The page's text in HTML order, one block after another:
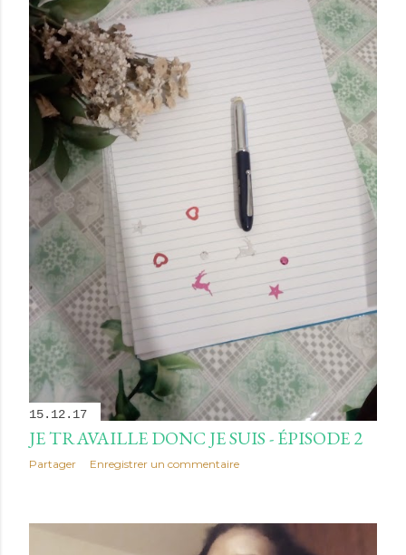
15.12.17
JE TRAVAILLE DONC JE SUIS - ÉPISODE 2
Partager Enregistrer un commentaire